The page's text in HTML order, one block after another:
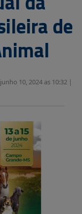
de
10, 2024 as 10:32 |